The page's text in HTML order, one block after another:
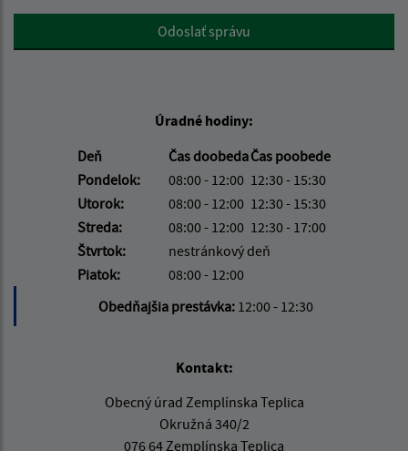
Google reCaptcha ResponseOdoslať správu
Úradné hodiny:
Deň
Čas doobedaČas poobede
Pondelok:
08:00 - 12:00 12:30 - 15:30
Utorok:
08:00 - 12:00 12:30 - 15:30
Streda:
08:00 - 12:00 12:30 - 17:00
Štvrtok:
nestránkový deň
Piatok:
08:00 - 12:00
Obedňajšia prestávka: 12:00 - 12:30
Kontakt:
Obecný úrad Zemplínska Teplica
Okružná 340/2
076 64 Zemplínska Teplica